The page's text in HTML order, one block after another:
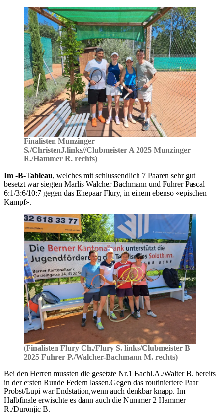
Finalisten Munzinger
S./ChristenJ.links//Clubmeister A 2025 Munzinger
R./Hammer R. rechts)
Im -B-Tableau, welches mit schlussendlich 7 Paaren sehr gut
besetzt war siegten Marlis Walcher Bachmann und Fuhrer Pascal
6:1/3:6/10:7 gegen das Ehepaar Flury, in einem ebenso «epischen
Kampf».
(Finalisten Flury Ch./Flury S. links/Clubmeister B
2025 Fuhrer P./Walcher-Bachmann M. rechts)
Bei den Herren mussten die gesetzte Nr.1 Bachl.A./Walter B. bereits
in der ersten Runde Federn lassen.Gegen das routiniertere Paar
Probst/Lupi war Endstation,wenn auch denkbar knapp. Im
Halbfinale erwischte es dann auch die Nummer 2 Hammer
R./Duronjic B.